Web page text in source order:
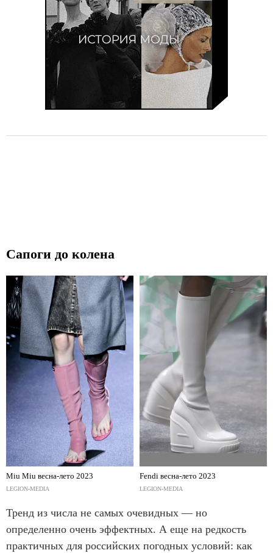
Сапоги до колена
Miu Miu весна-лето 2023
LEGION-MEDIA
Fendi весна-лето 2023
LEGION-MEDIA
Тренд из числа не самых очевидных — но
определенно очень эффектных. А еще на редкость
практичных для российских погодных условий: как